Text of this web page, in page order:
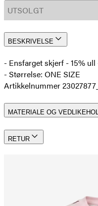
UTSOLGT
BESKRIVELSE
- Ensfarget skjerf - 15%
- Størrelse: ONE SIZE
Artikkelnummer
MATERIALE OG
RETUR